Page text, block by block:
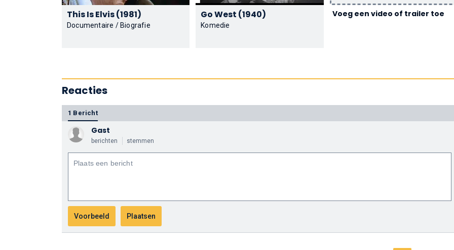
This Is Elvis (1981)
Documentaire / Biografie
Go West (1940)
Komedie
Voeg een video of trailer toe
Reacties
1 Bericht
Gast
berichten stemmen